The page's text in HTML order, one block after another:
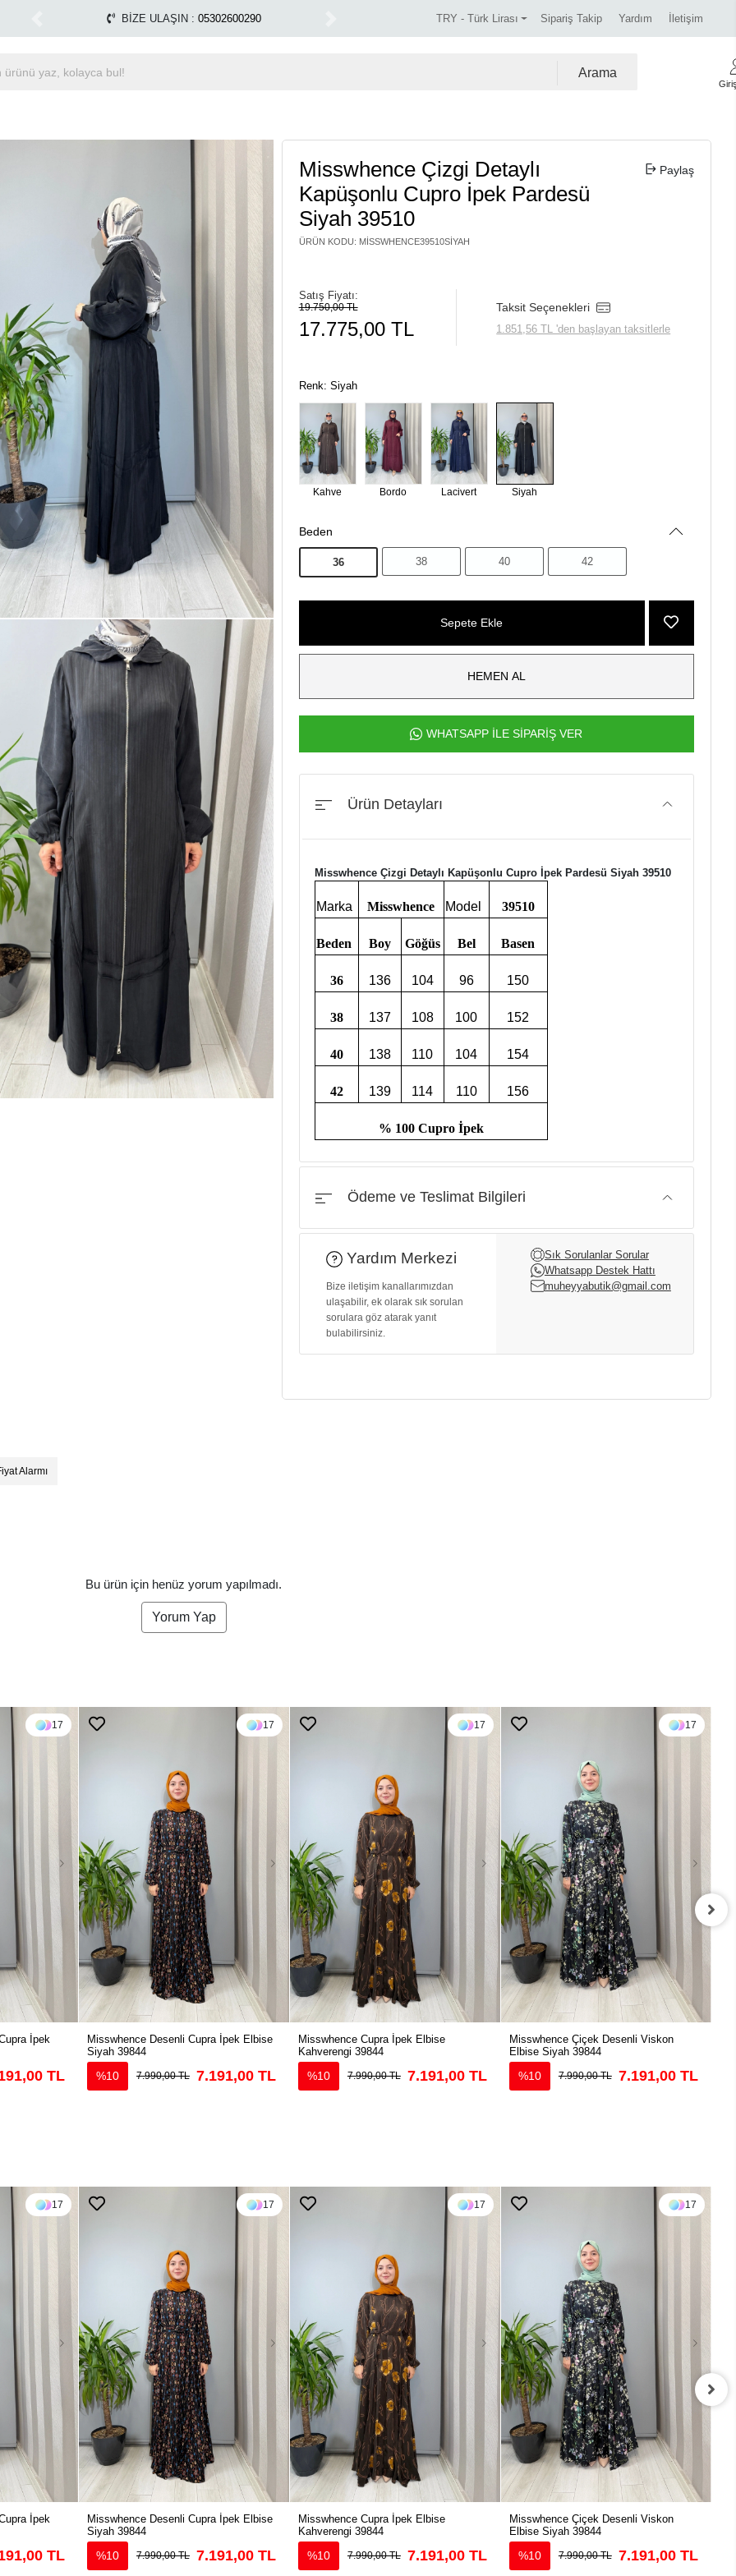
Alışverişlerinizde Kargo Ücretsiz! Miss Dalida marka ürünlerde %30 indirim. Tüm kredi kartlarına vade
1500 TL ÜZERİ ÜCRETSİZ KARGO TRY - Türk Lirası Sipariş Takip Yardım İletişim
Arama
Misswhence Çizgi Detaylı
Kapüşonlu Cupro İpek Pardesü
Siyah 39510
ÜRÜN KODU: MISSWHENCE39510SIYAH
Paylaş
Satış Fiyatı:
19.750,00 TL
17.775,00 TL
Taksit Seçenekleri
1.851,56 TL 'den başlayan taksitlerle
Renk: Siyah
Kahve Bordo Lacivert Siyah
Beden
36 38 40 42
Sepete Ekle
HEMEN AL
WHATSAPP İLE SİPARİŞ VER
Ürün Detayları
Misswhence Çizgi Detaylı Kapüşonlu Cupro İpek Pardesü Siyah 39510
Marka Misswhence Model 39510
Beden Boy Göğüs Bel Basen
36 136 104 96 150
38 137 108 100 152
40 138 110 104 154
42 139 114 110 156
% 100 Cupro İpek
Ödeme ve Teslimat Bilgileri
Yardım Merkezi
Bize iletişim kanallarımızdan
ulaşabilir, ek olarak sık sorulan
sorulara göz atarak yanıt
bulabilirsiniz.
Sık Sorulanlar Sorular
Whatsapp Destek Hattı
muheyyabutik@gmail.com
Alarmı
Bu ürün için henüz yorum yapılmadı.
Yorum Yap
17
İpek
TL
17
Misswhence Desenli Cupra İpek Elbise
Siyah 39844
%10 7.990,00 TL 7.191,00 TL
17
Misswhence Cupra İpek Elbise
Kahverengi 39844
%10 7.990,00 TL 7.191,00 TL
17
Misswhence Çiçek Desenli Viskon
Elbise Siyah 39844
%10 7.990,00 TL 7.191,00 TL
17
İpek
TL
17
Misswhence Desenli Cupra İpek Elbise
Siyah 39844
%10 7.990,00 TL 7.191,00 TL
17
Misswhence Cupra İpek Elbise
Kahverengi 39844
%10 7.990,00 TL 7.191,00 TL
17
Misswhence Çiçek Desenli Viskon
Elbise Siyah 39844
%10 7.990,00 TL 7.191,00 TL